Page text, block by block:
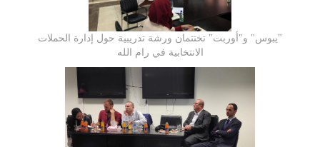
"يبوس" و"أوربت" تختتمان ورشة تدريبية حول إدارة الحملات
الانتخابية في رام الله